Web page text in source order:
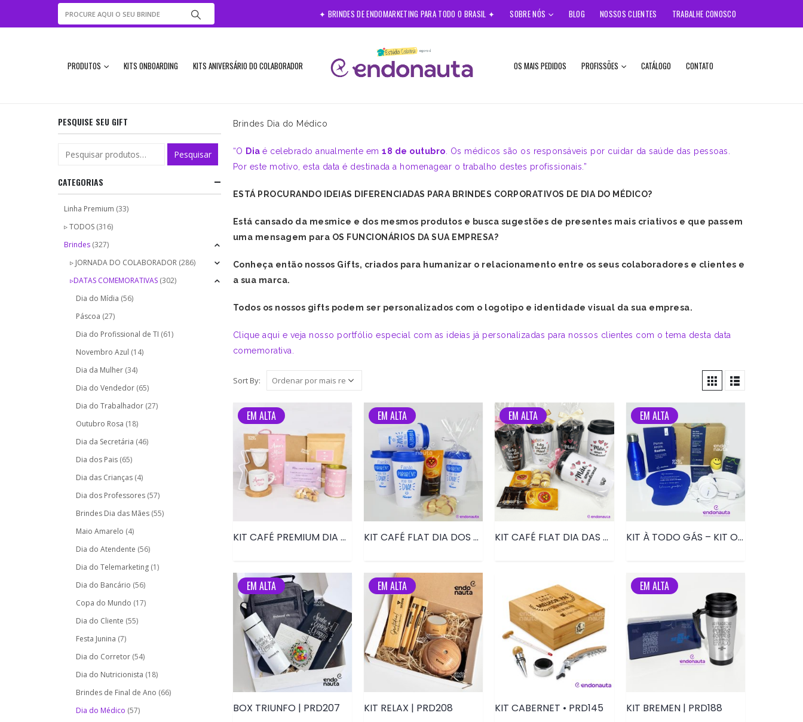
✦ BRINDES DE ENDOMARKETING PARA TODO O BRASIL ✦ SOBRE NÓS BLOG NOSSOS CLIENTES TRABALHE CONOSCO
PRODUTOS KITS ONBOARDING KITS ANIVERSÁRIO DO COLABORADOR OS MAIS PEDIDOS PROFISSÕES CATÁLOGO CONTATO
Brindes Dia do Médico
“O Dia é celebrado anualmente em 18 de outubro . Os médicos são os responsáveis por cuidar da saúde das pessoas.
Por este motivo, esta data é destinada a homenagear o trabalho destes profissionais.”
ESTÁ PROCURANDO IDEIAS DIFERENCIADAS PARA BRINDES CORPORATIVOS DE DIA DO MÉDICO?
Está cansado da mesmice e dos mesmos produtos e busca sugestões de presentes mais criativos e que passem
uma mensagem para OS FUNCIONÁRIOS DA SUA EMPRESA?
Conheça então nossos Gifts, criados para humanizar o relacionamento entre os seus colaboradores e clientes e
a sua marca.
Todos os nossos gifts podem ser personalizados com o logotipo e identidade visual da sua empresa.
Clique aqui e veja nosso portfólio especial com as ideias já personalizadas para nossos clientes com o tema desta data
comemorativa.
Sort By:
EM ALTA
KIT CAFÉ PREMIUM DIA DAS MÃES | PRD076
EM ALTA
KIT CAFÉ FLAT DIA DOS PAIS| PRD168
EM ALTA
KIT CAFÉ FLAT DIA DAS MÃES | PRD168
EM ALTA
KIT À TODO GÁS – KIT ONBOARDING – PRD191
EM ALTA
BOX TRIUNFO | PRD207
EM ALTA
KIT RELAX | PRD208 KIT CABERNET • PRD145
EM ALTA
KIT BREMEN | PRD188
PESQUISE SEU GIFT
Pesquisar
CATEGORIAS
Linha Premium (33)
▹ TODOS (316)
Brindes (327)
▹ JORNADA DO COLABORADOR (286)
▹DATAS COMEMORATIVAS (302)
Dia do Mídia (56)
Páscoa (27)
Dia do Profissional de TI (61)
Novembro Azul (14)
Dia da Mulher (34)
Dia do Vendedor (65)
Dia do Trabalhador (27)
Outubro Rosa (18)
Dia da Secretária (46)
Dia dos Pais (65)
Dia das Crianças (4)
Dia dos Professores (57)
Brindes Dia das Mães (55)
Maio Amarelo (4)
Dia do Atendente (56)
Dia do Telemarketing (1)
Dia do Bancário (56)
Copa do Mundo (17)
Dia do Cliente (55)
Festa Junina (7)
Dia do Corretor (54)
Dia do Nutricionista (18)
Brindes de Final de Ano (66)
Dia do Médico (57)